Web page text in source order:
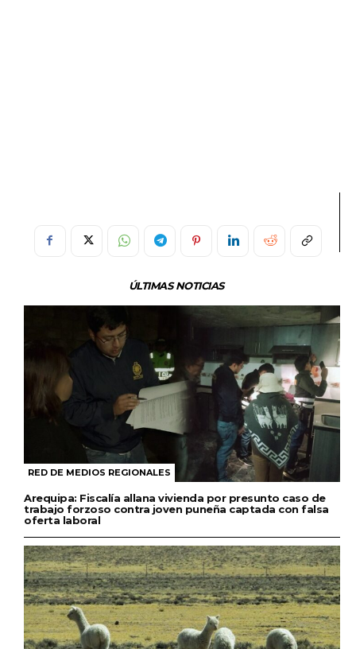
ÚLTIMAS NOTICIAS
RED DE MEDIOS REGIONALES
Arequipa: Fiscalía allana vivienda por presunto caso de
trabajo forzoso contra joven puneña captada con falsa
oferta laboral